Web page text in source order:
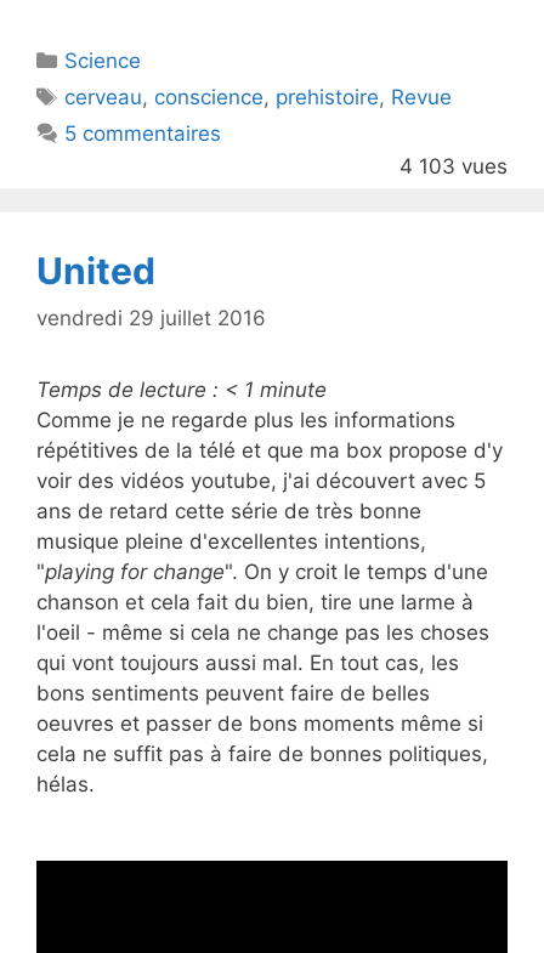
er e
b
o
Catégories
Science
Étiquettes
cerveau, conscience, prehistoire, Revue
5 commentaires
4 103 vues
United
vendredi 29 juillet 2016
Temps de lecture : < 1 minute
Comme je ne regarde plus les informations
répétitives de la télé et que ma box propose d'y
voir des vidéos youtube, j'ai découvert avec 5
ans de retard cette série de très bonne
musique pleine d'excellentes intentions,
"playing for change". On y croit le temps d'une
chanson et cela fait du bien, tire une larme à
l'oeil - même si cela ne change pas les choses
qui vont toujours aussi mal. En tout cas, les
bons sentiments peuvent faire de belles
oeuvres et passer de bons moments même si
cela ne suffit pas à faire de bonnes politiques,
hélas.